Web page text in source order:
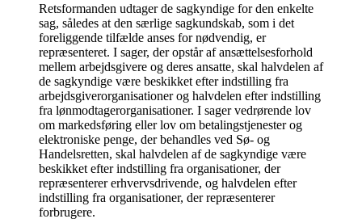
Retsformanden udtager de sagkyndige for den enkelte
sag, således at den særlige sagkundskab, som i det
foreliggende tilfælde anses for nødvendig, er
repræsenteret. I sager, der opstår af ansættelsesforhold
mellem arbejdsgivere og deres ansatte, skal halvdelen af
de sagkyndige være beskikket efter indstilling fra
arbejdsgiverorganisationer og halvdelen efter indstilling
fra lønmodtagerorganisationer. I sager vedrørende lov
om markedsføring eller lov om betalingstjenester og
elektroniske penge, der behandles ved Sø- og
Handelsretten, skal halvdelen af de sagkyndige være
beskikket efter indstilling fra organisationer, der
repræsenterer erhvervsdrivende, og halvdelen efter
indstilling fra organisationer, der repræsenterer
forbrugere.